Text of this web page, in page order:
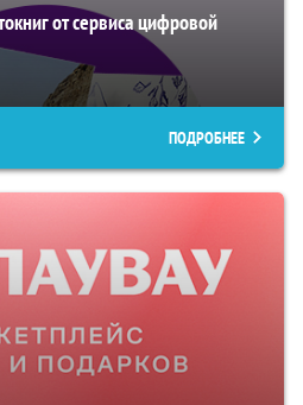
от сервиса цифровой
ПОДРОБНЕЕ